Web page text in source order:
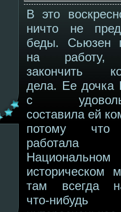
В это
ничто не
беды. Сьюзен
на работу,
закончить
дела. Ее дочка
с
составила ей
потому
Национальном
историческом
там всегда
что-нибудь